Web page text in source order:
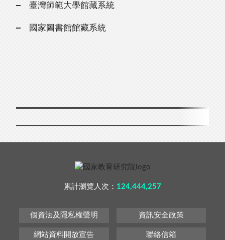
臺灣師範大學館藏系統
國家圖書館館藏系統
累計瀏覽人次： 124,444,257
個資法及隱私權聲明 資訊安全政策
網站資料開放宣告 聯絡信箱